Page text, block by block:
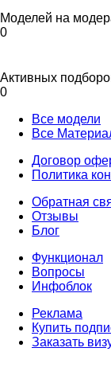
Моделей на
0
Активных
0
Все модели
Все
Договор
Политика
Обратная
Отзывы
Блог
Функционал
Вопросы
Инфоблок
Реклама
Купить
Заказать